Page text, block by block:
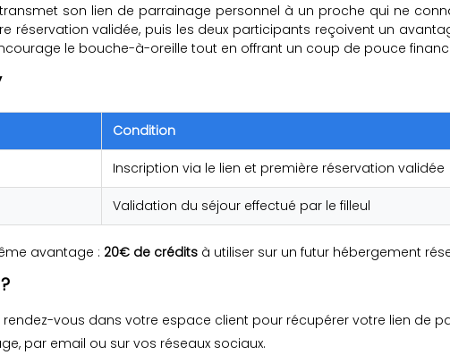
son lien de parrainage personnel à un proche qui ne
réservation validée, puis les deux participants reçoivent un
le bouche-à-oreille tout en offrant un coup de pouce
Condition
Inscription via le lien et première réservation validée
Validation du séjour effectué par le filleul
avantage : 20€ de crédits à utiliser sur un futur hébergement
vous dans votre espace client pour récupérer votre lien de
par email ou sur vos réseaux sociaux.